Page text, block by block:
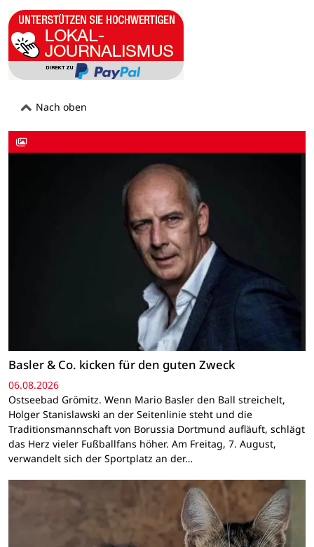
Nach oben
Basler & Co. kicken für den guten Zweck
06.08.2026
Ostseebad Grömitz. Wenn Mario Basler den Ball streichelt,
Holger Stanislawski an der Seitenlinie steht und die
Traditionsmannschaft von Borussia Dortmund aufläuft, schlägt
das Herz vieler Fußballfans höher. Am Freitag, 7. August,
verwandelt sich der Sportplatz an der…